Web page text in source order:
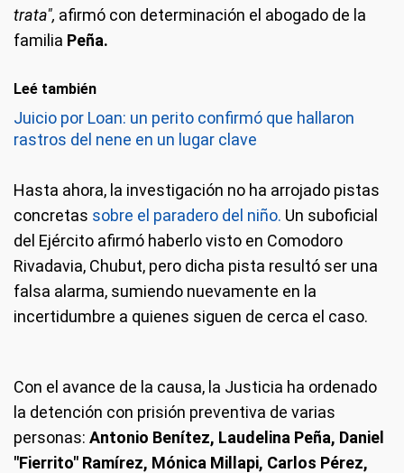
trata", afirmó con determinación el abogado de la
familia Peña.
Leé también
Juicio por Loan: un perito confirmó que hallaron
rastros del nene en un lugar clave
Hasta ahora, la investigación no ha arrojado pistas
concretas sobre el paradero del niño. Un suboficial
del Ejército afirmó haberlo visto en Comodoro
Rivadavia, Chubut, pero dicha pista resultó ser una
falsa alarma, sumiendo nuevamente en la
incertidumbre a quienes siguen de cerca el caso.
Con el avance de la causa, la Justicia ha ordenado
la detención con prisión preventiva de varias
personas: Antonio Benítez, Laudelina Peña, Daniel
"Fierrito" Ramírez, Mónica Millapi, Carlos Pérez,